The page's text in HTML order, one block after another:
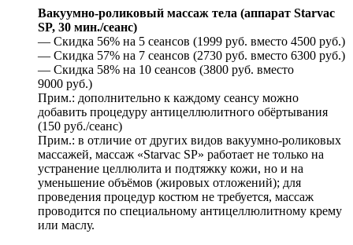
Вакуумно-роликовый массаж тела (аппарат Starvac
SP, 30 мин./сеанс)
— Скидка 56% на 5 сеансов (1999 руб. вместо 4500 руб.)
— Скидка 57% на 7 сеансов (2730 руб. вместо 6300 руб.)
— Скидка 58% на 10 сеансов (3800 руб. вместо
9000 руб.)
Прим.: дополнительно к каждому сеансу можно
добавить процедуру антицеллюлитного обёртывания
(150 руб./сеанс)
Прим.: в отличие от других видов вакуумно-роликовых
массажей, массаж «Stаrvас SР» работает не только на
устранение целлюлита и подтяжку кожи, но и на
уменьшение объёмов (жировых отложений); для
проведения процедур костюм не требуется, массаж
проводится по специальному антицеллюлитному крему
или маслу.